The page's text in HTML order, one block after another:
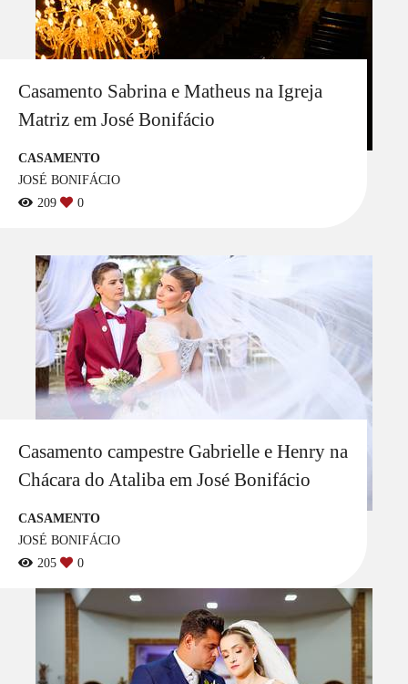
Casamento Sabrina e Matheus na Igreja
Matriz em José Bonifácio
CASAMENTO
JOSÉ BONIFÁCIO
209
0
Casamento campestre Gabrielle e Henry na
Chácara do Ataliba em José Bonifácio
CASAMENTO
JOSÉ BONIFÁCIO
205
0